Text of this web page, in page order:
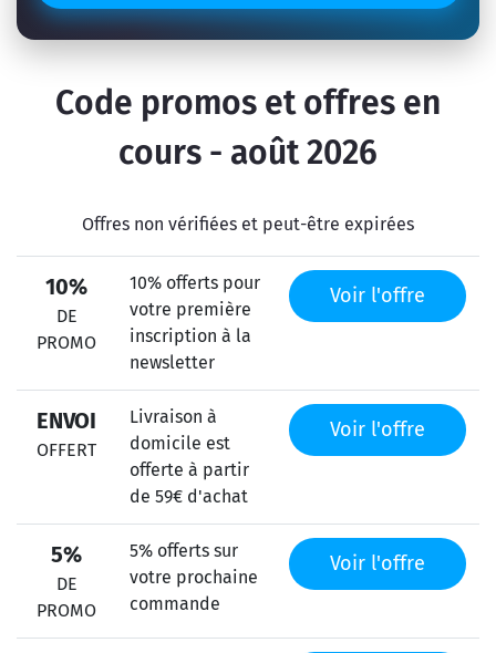
Code promos et offres en
cours - août 2026
Offres non vérifiées et peut-être expirées
10%
DE
PROMO
10% offerts pour
votre première
inscription à la
newsletter
Voir l'offre
ENVOI
OFFERT
Livraison à
domicile est
offerte à partir
de 59€ d'achat
Voir l'offre
5%
DE
PROMO
5% offerts sur
votre prochaine
commande
Voir l'offre